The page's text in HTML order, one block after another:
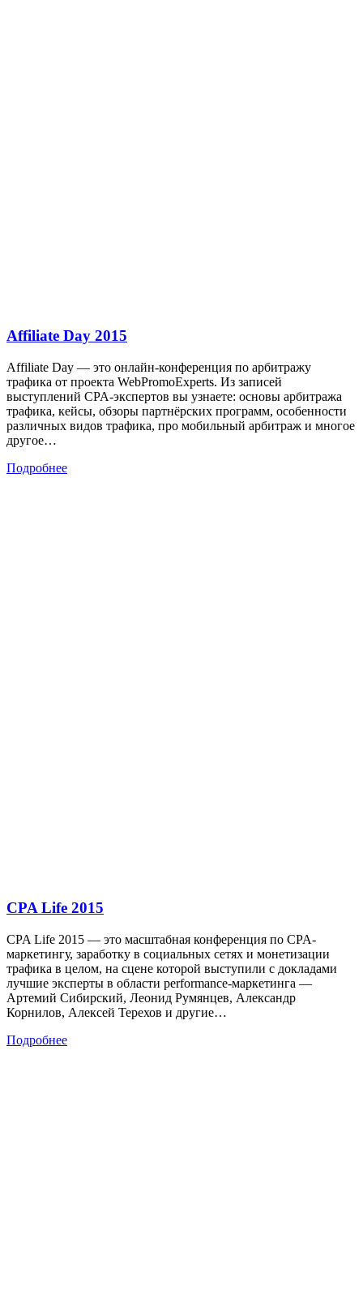
Affiliate Day 2015
Affiliate Day — это онлайн-конференция по арбитражу
трафика от проекта WebPromoExperts. Из записей
выступлений CPA-экспертов вы узнаете: основы арбитража
трафика, кейсы, обзоры партнёрских программ, особенности
различных видов трафика, про мобильный арбитраж и многое
другое…
Подробнее
CPA Life 2015
CPA Life 2015 — это масштабная конференция по CPA-
маркетингу, заработку в социальных сетях и монетизации
трафика в целом, на сцене которой выступили с докладами
лучшие эксперты в области performance-маркетинга —
Артемий Сибирский, Леонид Румянцев, Александр
Корнилов, Алексей Терехов и другие…
Подробнее